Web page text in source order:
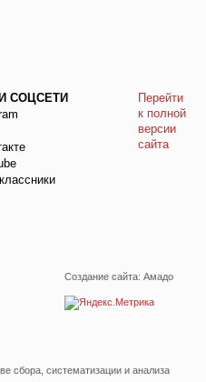
СОЦСЕТИ
Перейти
к полной
версии
сайта
Создание сайта: Амадо
сбора, систематизации и анализа